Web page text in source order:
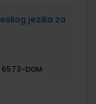
jezika za
6573-DOM